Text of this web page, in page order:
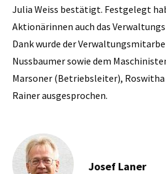
Julia Weiss bestätigt. Festgelegt
Aktionärinnen auch das
Dank wurde der
Nussbaumer sowie dem
Marsoner (Betriebsleiter), Roswitha
Rainer ausgesprochen.
Josef Laner